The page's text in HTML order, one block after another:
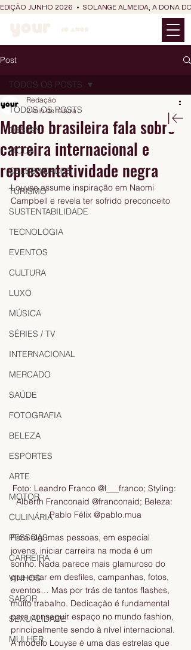
EDIÇÃO JUNHO 2026  •  SOLANGE ALMEIDA, A DONA
Post
TODOS OS POSTS
DESIGN
MODA
CELEBRIDADES
TURISMO
SUSTENTABILIDADE
TECNOLOGIA
EVENTOS
CULTURA
LUXO
MÚSICA
SÉRIES / TV
INTERNACIONAL
MERCADO
SAÚDE
FOTOGRAFIA
BELEZA
ESPORTES
ARTE
MOTOR
CULINÁRIA
PESSOAS
CARREIRA
VINHOS
SABOR
SEXUALIDADE
MULHER
TODOS OS POSTS
Modelo brasileira fala sobre
carreira internacional e
representatividade negra
Redação
2 min de leitura
Louyse assume inspiração em Naomi
Campbell e revela ter sofrido preconceito
Foto: Leandro Franco @l___franco; Styling:
Alberth Franconaid @franconaid; Beleza:
Pablo Félix @pablo.mua
Para algumas pessoas, em especial
jovens, iniciar carreira na moda é um
sonho. Nada parece mais glamuroso do
que estar em desfiles, campanhas, fotos,
eventos… Mas por trás de tantos flashes,
muito trabalho. Dedicação é fundamental
para conseguir espaço no mundo fashion,
principalmente sendo à nível internacional.
A modelo Louyse é uma das estrelas que